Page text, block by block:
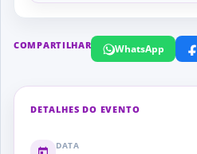
COMPARTILHAR WhatsApp
DETALHES DO EVENTO
DATA